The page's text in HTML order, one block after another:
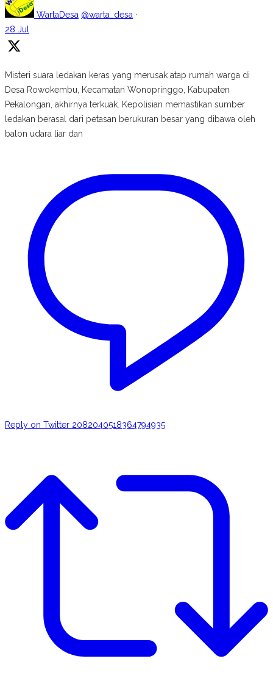
WartaDesa @warta_desa ·
28 Jul
Misteri suara ledakan keras yang merusak atap rumah warga di
Desa Rowokembu, Kecamatan Wonopringgo, Kabupaten
Pekalongan, akhirnya terkuak. Kepolisian memastikan sumber
ledakan berasal dari petasan berukuran besar yang dibawa oleh
balon udara liar dan
Reply on Twitter 2082040518364794935